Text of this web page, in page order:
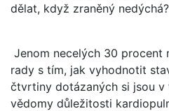
dělat, když zraněný nedýchá?
Jenom necelých 30 procent
rady s tím, jak vyhodnotit
čtvrtiny dotázaných si jsou
vědomy důležitosti